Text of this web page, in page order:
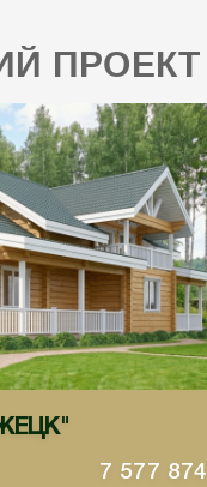
ПРОЕКТ
7 577 874